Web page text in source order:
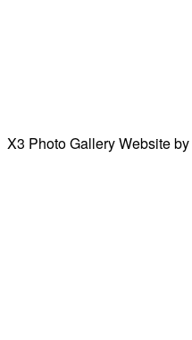
X3 Photo Gallery Website by